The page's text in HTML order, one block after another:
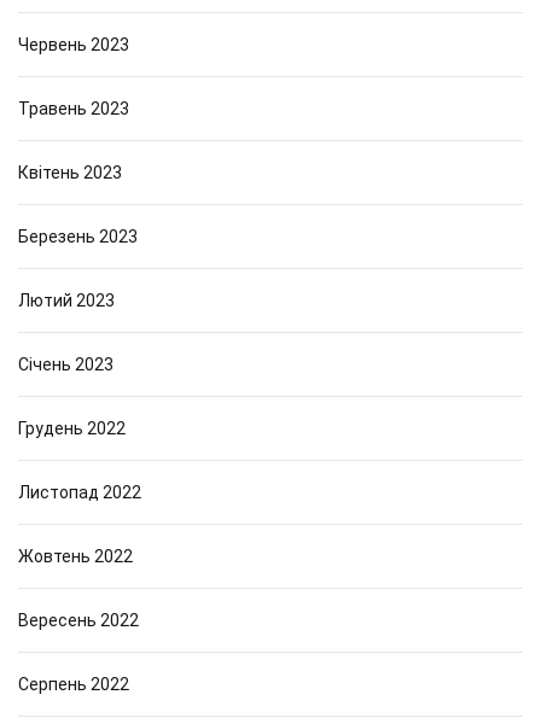
Червень 2023
Травень 2023
Квітень 2023
Березень 2023
Лютий 2023
Січень 2023
Грудень 2022
Листопад 2022
Жовтень 2022
Вересень 2022
Серпень 2022